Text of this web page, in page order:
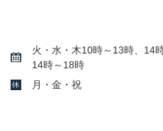
火・水・木10時～13時、14
14時～18時
月・金・祝